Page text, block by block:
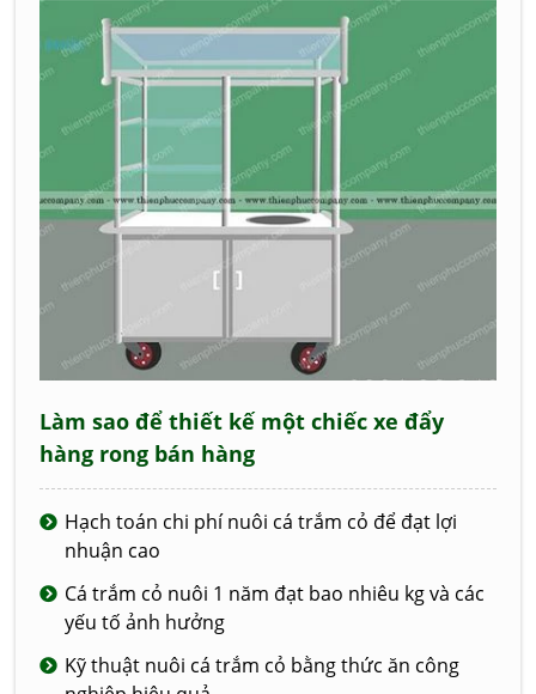
Làm sao để thiết kế một chiếc xe đẩy
hàng rong bán hàng
Hạch toán chi phí nuôi cá trắm cỏ để đạt lợi
nhuận cao
Cá trắm cỏ nuôi 1 năm đạt bao nhiêu kg và các
yếu tố ảnh hưởng
Kỹ thuật nuôi cá trắm cỏ bằng thức ăn công